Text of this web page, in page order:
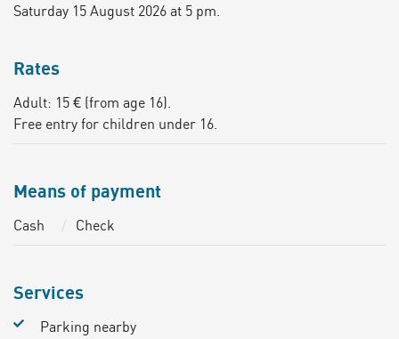
Saturday 15 August 2026 at 5 pm.
Rates
Adult: 15 € (from age 16).
Free entry for children under 16.
Means of payment
Cash Check
Services
Parking nearby